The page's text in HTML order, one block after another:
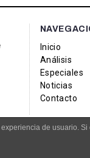
Inicio
Análisis
Especiales
Noticias
Contacto
de usuario.